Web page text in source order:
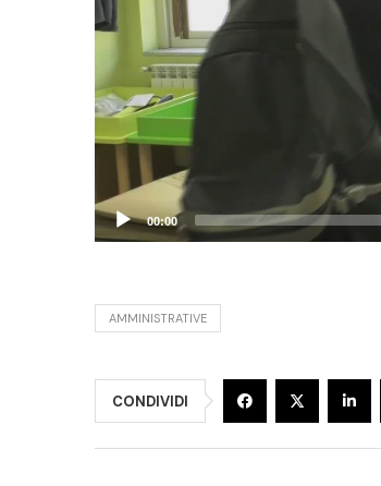
00:00
AMMINISTRATIVE
CONDIVIDI